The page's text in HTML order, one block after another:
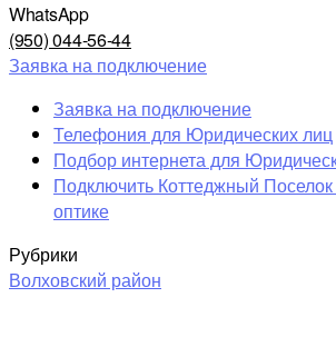
WhatsApp
(950) 044-56-44
Заявка на подключение
Заявка на подключение
Телефония для Юридических лиц
Подбор интернета для
Подключить Коттеджный Поселок
оптике
Рубрики
Волховский район